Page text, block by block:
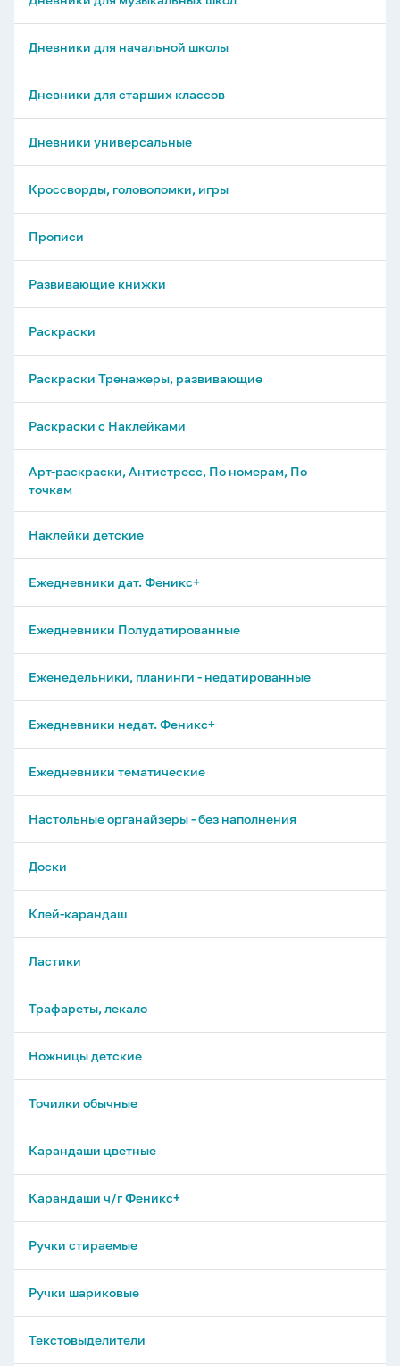
Дневники для начальной школы
Дневники для старших классов
Дневники универсальные
Кроссворды, головоломки, игры
Прописи
Развивающие книжки
Раскраски
Раскраски Тренажеры, развивающие
Раскраски с Наклейками
Арт-раскраски, Антистресс, По номерам, По
точкам
Наклейки детские
Ежедневники дат. Феникс+
Ежедневники Полудатированные
Еженедельники, планинги - недатированные
Ежедневники недат. Феникс+
Ежедневники тематические
Настольные органайзеры - без наполнения
Доски
Клей-карандаш
Ластики
Трафареты, лекало
Ножницы детские
Точилки обычные
Карандаши цветные
Карандаши ч/г Феникс+
Ручки стираемые
Ручки шариковые
Текстовыделители